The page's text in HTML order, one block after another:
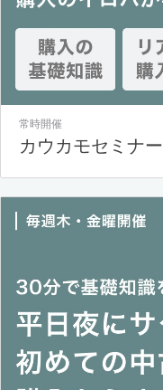
常時開催
カウカモセミナー